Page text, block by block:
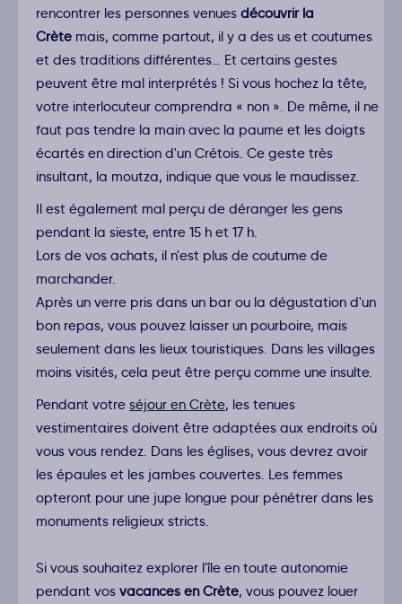
rencontrer les personnes venues découvrir la
Crète mais, comme partout, il y a des us et coutumes
et des traditions différentes… Et certains gestes
peuvent être mal interprétés ! Si vous hochez la tête,
votre interlocuteur comprendra « non ». De même, il ne
faut pas tendre la main avec la paume et les doigts
écartés en direction d'un Crétois. Ce geste très
insultant, la moutza, indique que vous le maudissez.
Il est également mal perçu de déranger les gens
pendant la sieste, entre 15 h et 17 h.
Lors de vos achats, il n'est plus de coutume de
marchander.
Après un verre pris dans un bar ou la dégustation d'un
bon repas, vous pouvez laisser un pourboire, mais
seulement dans les lieux touristiques. Dans les villages
moins visités, cela peut être perçu comme une insulte.
Pendant votre séjour en Crète, les tenues
vestimentaires doivent être adaptées aux endroits où
vous vous rendez. Dans les églises, vous devrez avoir
les épaules et les jambes couvertes. Les femmes
opteront pour une jupe longue pour pénétrer dans les
monuments religieux stricts.
Si vous souhaitez explorer l'île en toute autonomie
pendant vos vacances en Crète, vous pouvez louer